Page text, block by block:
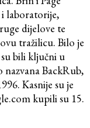
i laboratorije,
dijelove te
tražilicu. Bilo je
bili ključni u
BackRub,
Kasnije su je
kupili su 15.